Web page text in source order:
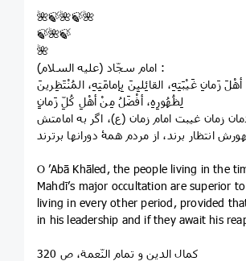
🌺🍃🌺🍃🌺
🍃🌺🍃
🌺
امام سجّاد (علیه‌ السلام) :
أهْلَ زَمانِ غَیْبَتِهِ، القائِلیِنَ بِإمامَتِهِ، المُنْتَظِرینَ
لِظُهُورِهِ، أفْضَلُ مِنْ أهْلِ کُلِّ زَمانٍ
زمان غیبت امام زمان (ع)، اگر به امامتش
انتظار برند، از مردم همۀ دورانها برترند
O ’Abā Khāled, the people living in the
Mahdī’s major occultation are superior
living in every other period, provided
in his leadership and if they await his
کمال الدین و تمام النّعمة، ص 320